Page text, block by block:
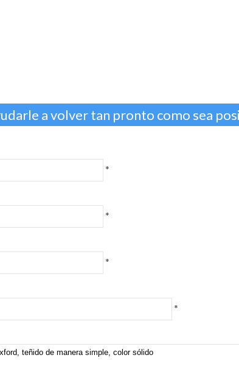
a volver tan pronto como sea
*
*
*
*